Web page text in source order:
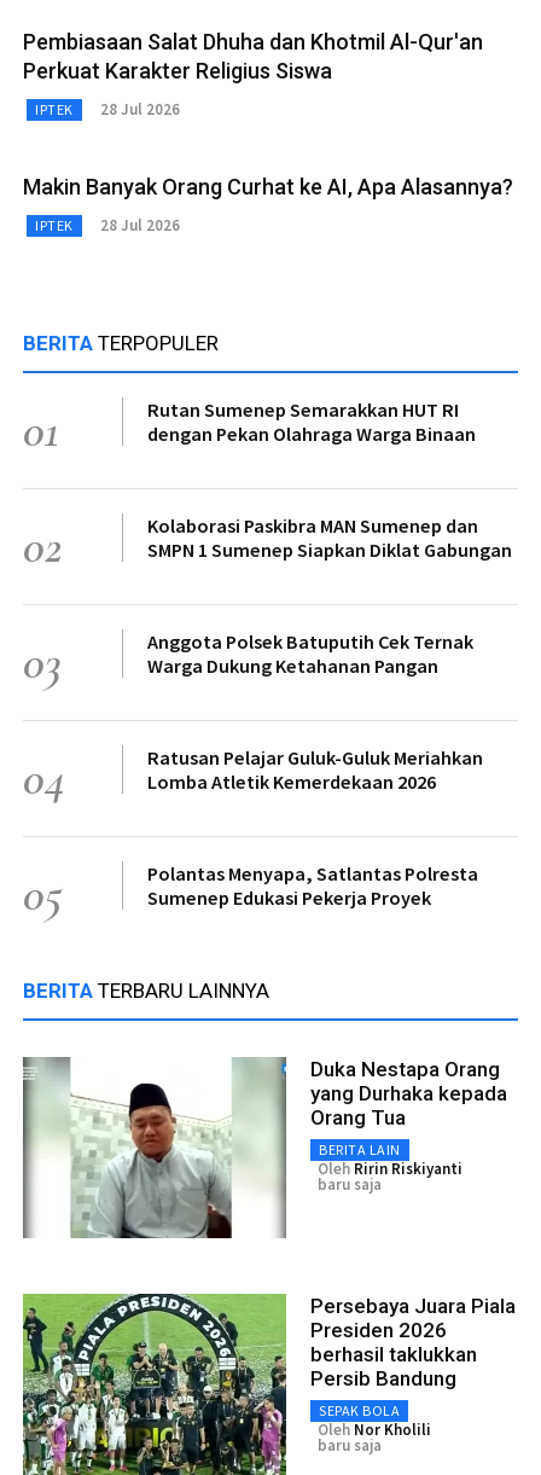
Pembiasaan Salat Dhuha dan Khotmil Al-Qur'an
Perkuat Karakter Religius Siswa
IPTEK 28 Jul 2026
Makin Banyak Orang Curhat ke AI, Apa Alasannya?
IPTEK 28 Jul 2026
BERITA TERPOPULER
01
Rutan Sumenep Semarakkan HUT RI
dengan Pekan Olahraga Warga Binaan
02
Kolaborasi Paskibra MAN Sumenep dan
SMPN 1 Sumenep Siapkan Diklat Gabungan
03
Anggota Polsek Batuputih Cek Ternak
Warga Dukung Ketahanan Pangan
04
Ratusan Pelajar Guluk-Guluk Meriahkan
Lomba Atletik Kemerdekaan 2026
05
Polantas Menyapa, Satlantas Polresta
Sumenep Edukasi Pekerja Proyek
BERITA TERBARU LAINNYA
Duka Nestapa Orang
yang Durhaka kepada
Orang Tua
BERITA LAIN
Oleh Ririn Riskiyanti
baru saja
Persebaya Juara Piala
Presiden 2026
berhasil taklukkan
Persib Bandung
SEPAK BOLA
Oleh Nor Kholili
baru saja